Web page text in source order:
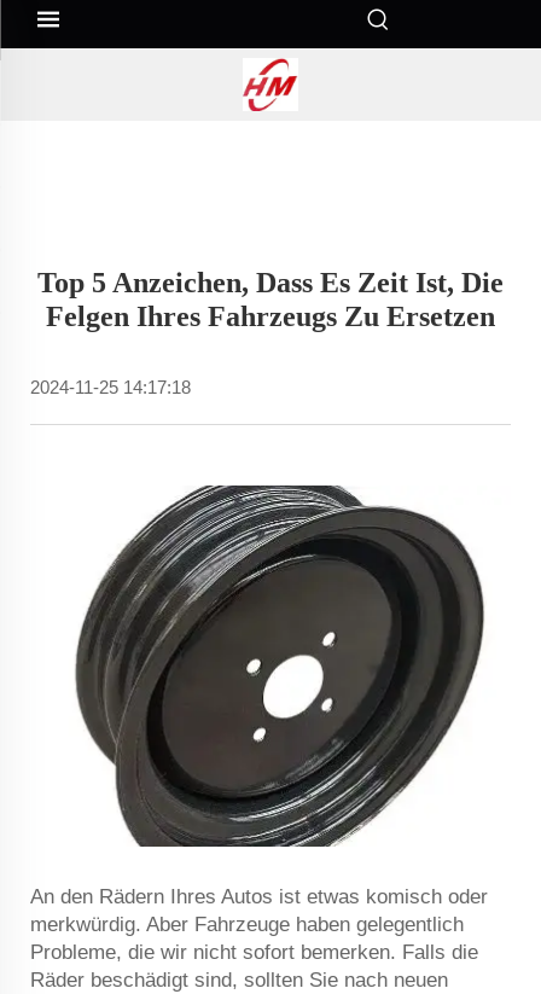
Top 5 Anzeichen, Dass Es Zeit Ist, Die
Felgen Ihres Fahrzeugs Zu Ersetzen
2024-11-25 14:17:18
An den Rädern Ihres Autos ist etwas komisch oder
merkwürdig. Aber Fahrzeuge haben gelegentlich
Probleme, die wir nicht sofort bemerken. Falls die
Räder beschädigt sind, sollten Sie nach neuen